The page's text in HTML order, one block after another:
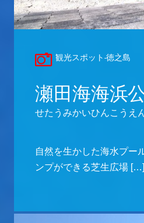
観光スポット-徳之島
瀬田海海浜
せたうみかいひんこうえ
自然を生かした海水プー
ンプができる芝生広場 […]